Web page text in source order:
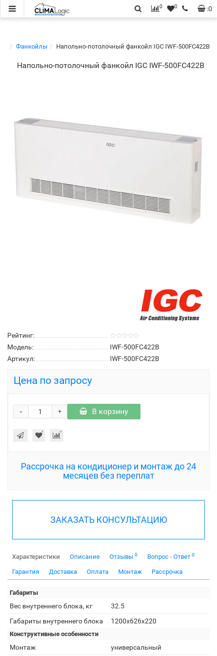
:0
0 0
Фанкойлы Напольно-потолочный фанкойл IGC IWF-500FC422B
Напольно-потолочный фанкойл IGC IWF-500FC422B
Рейтинг:
Модель:
IWF-500FC422B
Артикул:
IWF-500FC422B
Цена по запросу
+
- В корзину
Рассрочка на кондиционер и монтаж до 24
месяцев без переплат
ЗАКАЗАТЬ КОНСУЛЬТАЦИЮ
Характеристики Описание Отзывы 0 Вопрос - Ответ 0
Гарантия Доставка Оплата Монтаж Рассрочка
Габариты
Вес внутреннего блока, кг
32.5
Габариты внутреннего блока
1200x626x220
Конструктивные особенности
Монтаж
универсальный